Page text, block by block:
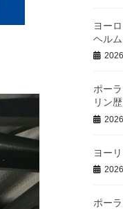
ヨー
ヘル
ポー
リン
ヨー
ポー